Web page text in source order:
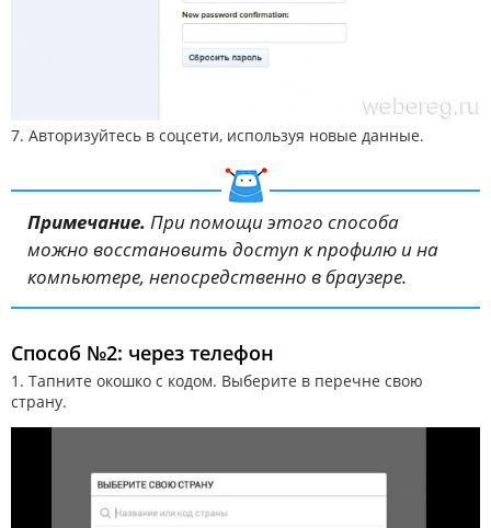
7. Авторизуйтесь в соцсети, используя новые данные.
Примечание. При помощи этого способа
можно восстановить доступ к профилю и на
компьютере, непосредственно в браузере.
Способ №2: через телефон
1. Тапните окошко с кодом. Выберите в перечне свою
страну.